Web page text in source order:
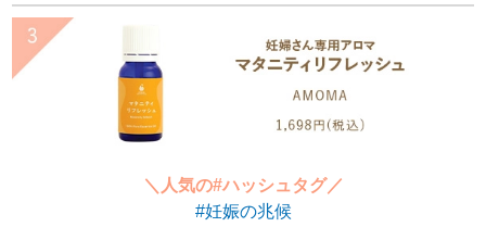
＼人気の#ハッシュタグ／
#妊娠の兆候